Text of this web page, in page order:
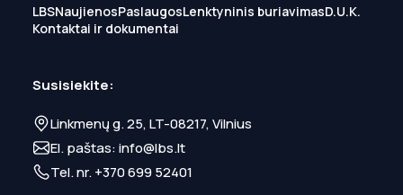
LBSNaujienosPaslaugosLenktyninis buriavimasD.U.K.
Kontaktai ir dokumentai
Susisiekite:
Linkmenų g. 25, LT-08217, Vilnius
El. paštas:info@lbs.lt
Tel. nr.+370 699 52401